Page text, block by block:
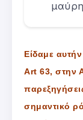
Είδαμε
Art 63, στην
σημαντικό